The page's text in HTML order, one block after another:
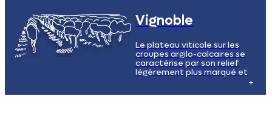
les sols sont sablonneux et
secs.
Vignoble
Le plateau viticole sur les
croupes argilo-calcaires se
caractérise par son relief
légèrement plus marqué et
ses sols riches en argile et en